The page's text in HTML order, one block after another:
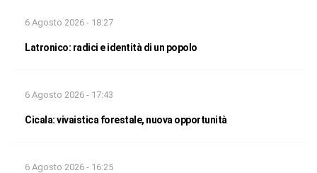
6 Agosto 2026 - 18:27
Latronico: radici e identità di un popolo
6 Agosto 2026 - 17:43
Cicala: vivaistica forestale, nuova opportunità
6 Agosto 2026 - 16:25